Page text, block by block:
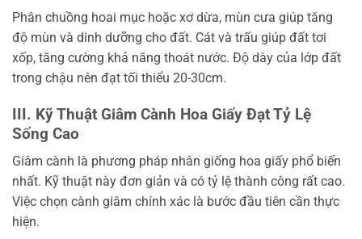
Phân chuồng hoai mục hoặc xơ dừa, mùn cưa giúp tăng
độ mùn và dinh dưỡng cho đất. Cát và trấu giúp đất tơi
xốp, tăng cường khả năng thoát nước. Độ dày của lớp đất
trong chậu nên đạt tối thiểu 20-30cm.
III. Kỹ Thuật Giâm Cành Hoa Giấy Đạt Tỷ Lệ
Sống Cao
Giâm cành là phương pháp nhân giống hoa giấy phổ biến
nhất. Kỹ thuật này đơn giản và có tỷ lệ thành công rất cao.
Việc chọn cành giâm chính xác là bước đầu tiên cần thực
hiện.